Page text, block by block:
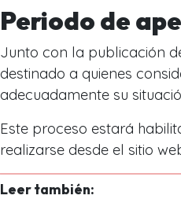
Periodo de
Junto con la publicación
destinado a quienes
adecuadamente su
Este proceso estará
realizarse desde el sitio
Leer también: